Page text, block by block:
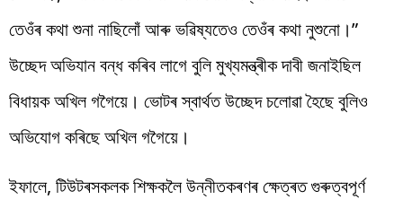
তেওঁৰ কথা শুনা নাছিলোঁ আৰু ভৱিষ্যতেও তেওঁৰ কথা নুশুনো।”
উচ্ছেদ অভিযান বন্ধ কৰিব লাগে বুলি মুখ্যমন্ত্ৰীক দাবী জনাইছিল
বিধায়ক অখিল গগৈয়ে। ভোটৰ স্বাৰ্থত উচ্ছেদ চলোৱা হৈছে বুলিও
অভিযোগ কৰিছে অখিল গগৈয়ে।
ইফালে, টিউটৰসকলক শিক্ষকলৈ উন্নীতকৰণৰ ক্ষেত্ৰত গুৰুত্বপূৰ্ণ